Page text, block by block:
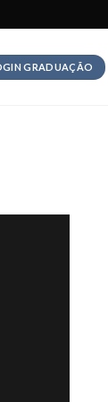
GRADUAÇÃO